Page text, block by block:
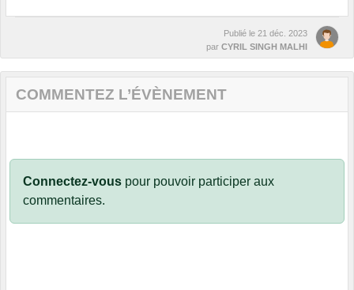
Publié le 21 déc. 2023
par CYRIL SINGH MALHI
COMMENTEZ L’ÉVÈNEMENT
Connectez-vous pour pouvoir participer aux
commentaires.